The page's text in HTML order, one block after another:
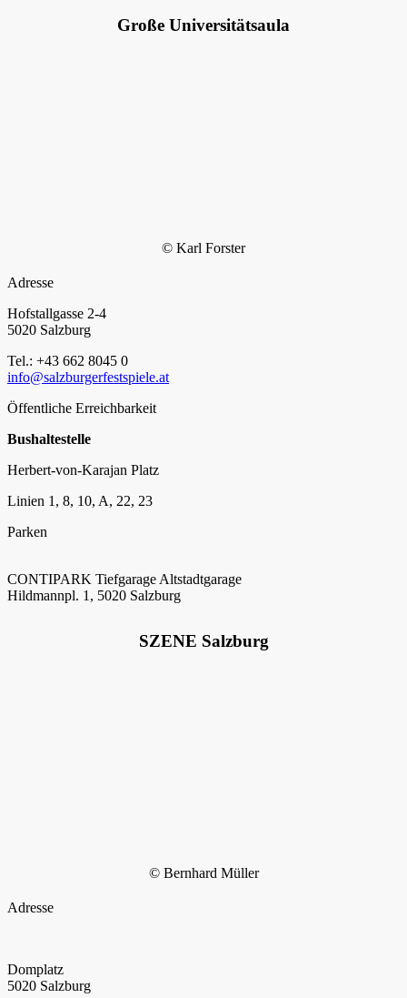
Große Universitätsaula
© Karl Forster
Adresse
Hofstallgasse 2-4
5020 Salzburg
Tel.: +43 662 8045 0
info@salzburgerfestspiele.at
Öffentliche Erreichbarkeit
Bushaltestelle
Herbert-von-Karajan Platz
Linien 1, 8, 10, A, 22, 23
Parken
CONTIPARK Tiefgarage Altstadtgarage
Hildmannpl. 1, 5020 Salzburg
SZENE Salzburg
© Bernhard Müller
Adresse
Domplatz
5020 Salzburg